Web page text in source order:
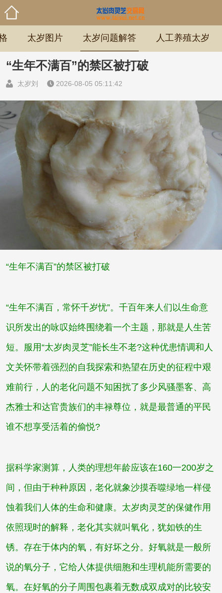
太岁图片 太岁问题解答 人工养殖太岁
“生年不满百”的禁区被打破
太岁刘 2026-08-05 05:11:42
“生年不满百”的禁区被打破
“生年不满百，常怀千岁忧”。千百年来人们以生命意
识所发出的咏叹始终围绕着一个主题，那就是人生苦
短。
服用“太岁肉灵芝”能长生不老?这种优患情调和人
文关怀带着强烈的自我探索和热望在历史的征程中艰
难前行，人的老化问题不知困扰了多少风骚墨客、高
杰雅士和达官贵族们的丰禄尊位，就是最普通的平民
谁不想享受活着的偷悦?
据科学家测算，人类的理想年龄应该在160一200岁之
间，但由于种种原因，老化就象沙摸吞噬绿地一样侵
蚀着我们人体的生命和健康。 太岁肉灵芝的保健作用
依照现时的解释，老化其实就叫氧化，犹如铁的生
锈。存在于体内的氧，有好坏之分。好氧就是一般所
说的氧分子，它给人体提供细胞和生理机能所需要的
氧。在好氧的分子周围包裹着无数成双成对的比较安